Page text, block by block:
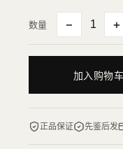
数量 − +
加入购物车
正品保证 先鉴后发